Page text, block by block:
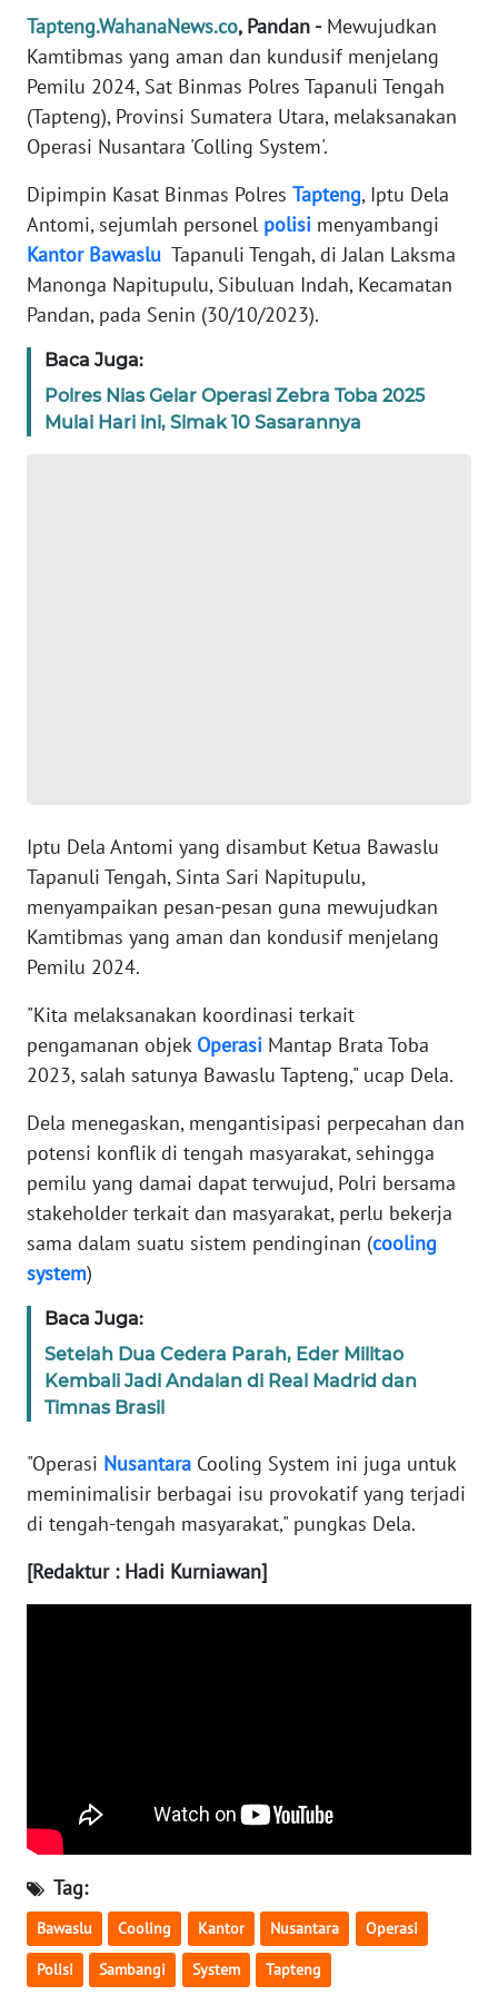
Tapteng.WahanaNews.co, Pandan -Mewujudkan
Kamtibmas yang aman dan kundusif menjelang
Pemilu 2024, Sat Binmas Polres Tapanuli Tengah
(Tapteng), Provinsi Sumatera Utara, melaksanakan
Operasi Nusantara 'Colling System'.
Dipimpin Kasat Binmas Polres Tapteng, Iptu Dela
Antomi, sejumlah personel polisi menyambangi
Kantor Bawaslu Tapanuli Tengah, di Jalan Laksma
Manonga Napitupulu, Sibuluan Indah, Kecamatan
Pandan, pada Senin (30/10/2023).
Baca Juga:
Polres Nias Gelar Operasi Zebra Toba 2025
Mulai Hari ini, Simak 10 Sasarannya
Iptu Dela Antomi yang disambut Ketua Bawaslu
Tapanuli Tengah, Sinta Sari Napitupulu,
menyampaikan pesan-pesan guna mewujudkan
Kamtibmas yang aman dan kondusif menjelang
Pemilu 2024.
"Kita melaksanakan koordinasi terkait
pengamanan objek Operasi Mantap Brata Toba
2023, salah satunya Bawaslu Tapteng," ucap Dela.
Dela menegaskan, mengantisipasi perpecahan dan
potensi konflik di tengah masyarakat, sehingga
pemilu yang damai dapat terwujud, Polri bersama
stakeholder terkait dan masyarakat, perlu bekerja
sama dalam suatu sistem pendinginan (cooling
system)
Baca Juga:
Setelah Dua Cedera Parah, Eder Militao
Kembali Jadi Andalan di Real Madrid dan
Timnas Brasil
"Operasi Nusantara Cooling System ini juga untuk
meminimalisir berbagai isu provokatif yang terjadi
di tengah-tengah masyarakat," pungkas Dela.
[Redaktur : Hadi Kurniawan]
Tag:
Bawaslu Cooling Kantor Nusantara Operasi
Polisi Sambangi System Tapteng
REDAKSI
KARIR
DISCLAIMER
Wahana
News
Regional
WN
SUMUT
JAKARTA
WN
PAPUA
BARAT
WN
WN
SERAMBI
JAMBI
WN
SULTRA
WN
NTB
WN
SULTENG
WN
SULBAR
BABEL
WN
BENGKULU
WN
LAMPUNG
WN
JATENG